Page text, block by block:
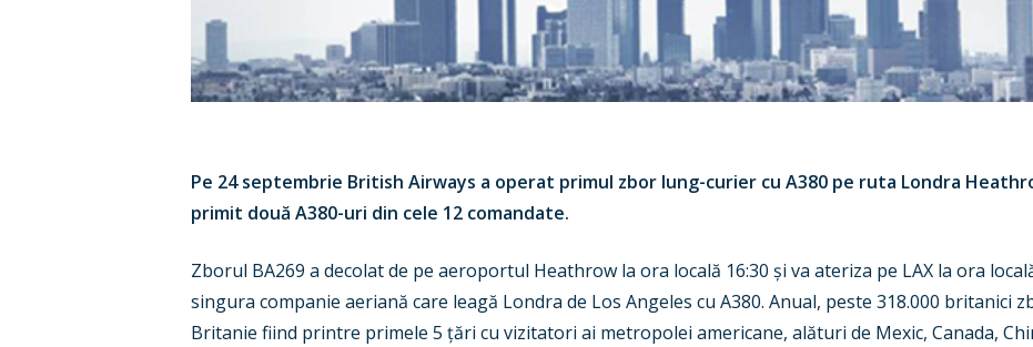
Pe 24 septembrie British Airways a operat primul zbor lung-curier cu A380 pe ruta Londra
primit două A380-uri din cele 12 comandate.
Zborul BA269 a decolat de pe aeroportul Heathrow la ora locală 16:30 și va ateriza pe LAX la ora
singura companie aeriană care leagă Londra de Los Angeles cu A380. Anual, peste 318.000 britanici
Britanie fiind printre primele 5 țări cu vizitatori ai metropolei americane, alături de Mexic, Canada,